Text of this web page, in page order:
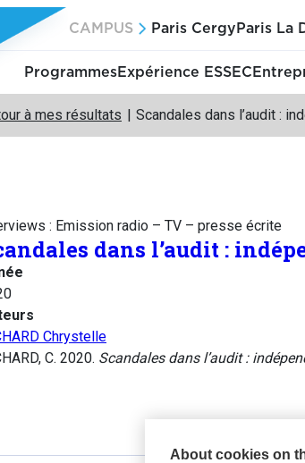
CAMPUS Paris Cergy Paris La
ProgrammesExpérience ESSEC
à mes résultats Scandales dans l’audit :
: Emission radio – TV – presse écrite
dans l’audit :
Chrystelle
C. 2020. Scandales dans l’audit :
About cookies on